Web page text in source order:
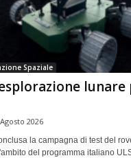
Spaziale
lunare
2026
la campagna di test del
del programma italiano